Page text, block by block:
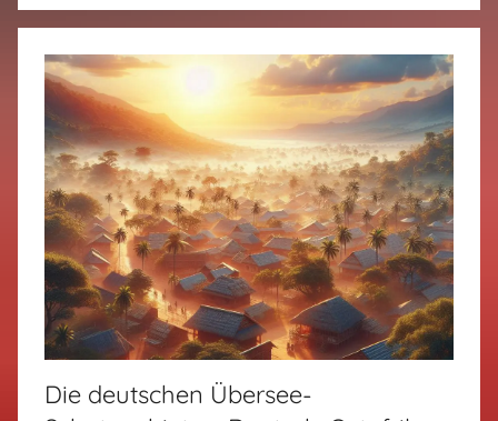
Die deutschen Übersee-